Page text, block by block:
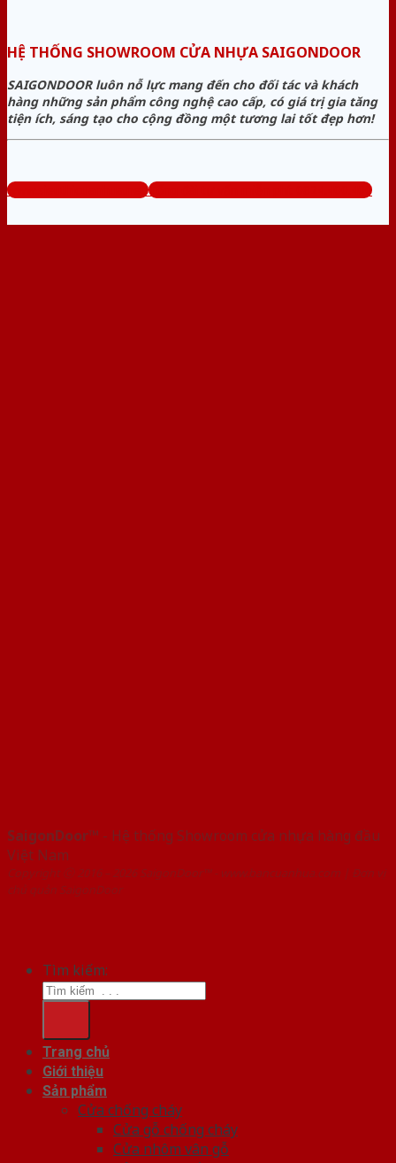
HỆ THỐNG SHOWROOM CỬA NHỰA SAIGONDOOR
SAIGONDOOR luôn nỗ lực mang đến cho đối tác và khách
hàng những sản phẩm công nghệ cao cấp, có giá trị gia tăng
tiện ích, sáng tạo cho cộng đồng một tương lai tốt đẹp hơn!
www.sieuthicuanhua.net Tổng đài tư vấn miễn phí: 0824.400.400
SaigonDoor™ - Hệ thống Showroom cửa nhựa hàng đầu
Việt Nam
Copyright ⓒ 2016 – 2026 SaigonDoor™ - www.bancuanhua.com | Đơn vị
chủ quản SaigonDoor
Tìm kiếm:
Trang chủ
Giới thiệu
Sản phẩm
Cửa chống cháy
Cửa gỗ chống cháy
Cửa nhôm vân gỗ